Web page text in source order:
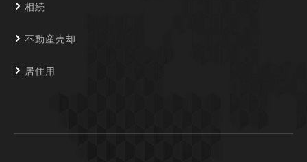
相続
不動産売却
居住用